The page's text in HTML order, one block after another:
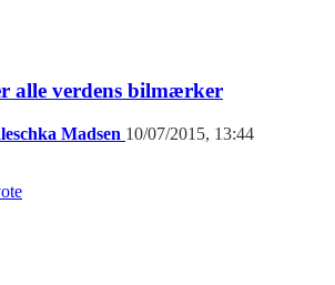
alle verdens bilmærker
Madsen 10/07/2015, 13:44